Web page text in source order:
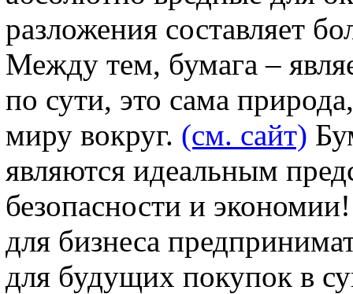
разложения составляет
Между тем, бумага –
по сути, это сама
миру вокруг. (см. сайт)
являются идеальным
безопасности и
для бизнеса
для будущих покупок в